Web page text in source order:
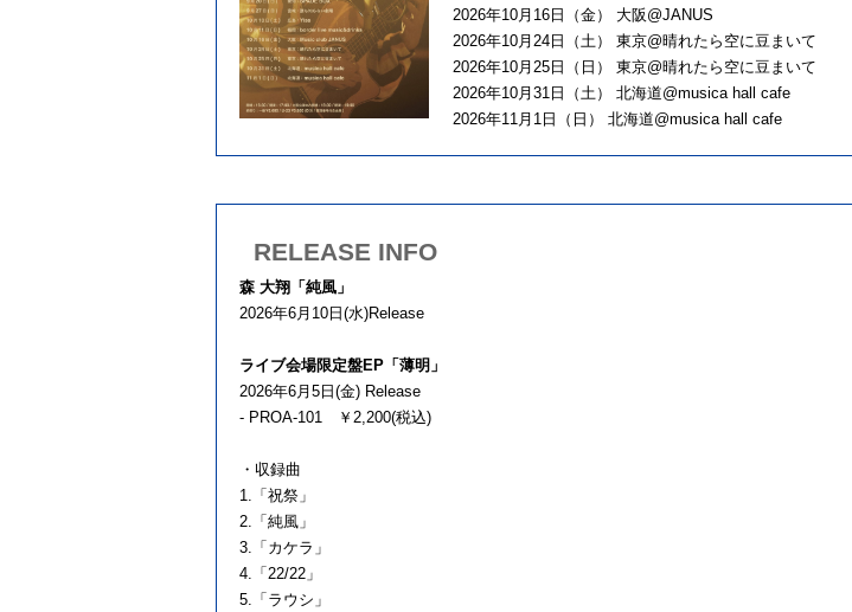
2026年10月16日（金） 大阪@JANUS
2026年10月24日（土） 東京@晴れたら空に豆まいて
2026年10月25日（日） 東京@晴れたら空に豆まいて
2026年10月31日（土） 北海道@musica hall cafe
2026年11月1日（日） 北海道@musica hall cafe
RELEASE INFO
森 大翔「純風」
2026年6月10日(水)Release
ライブ会場限定盤EP「薄明」
2026年6月5日(金) Release
- PROA-101 ￥2,200(税込)
・収録曲
1.「祝祭」
2.「純風」
3.「カケラ」
4.「22/22」
5.「ラウシ」